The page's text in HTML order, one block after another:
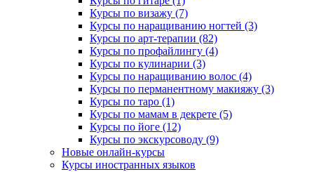
Курсы по визажу (7)
Курсы по наращиванию ногтей (3)
Курсы по арт-терапии (82)
Курсы по профайлингу (4)
Курсы по кулинарии (3)
Курсы по наращиванию волос (4)
Курсы по перманентному макияжу (3)
Курсы по таро (1)
Курсы по мамам в декрете (5)
Курсы по йоге (12)
Курсы по экскурсоводу (9)
Новые онлайн‑курсы
Курсы иностранных языков